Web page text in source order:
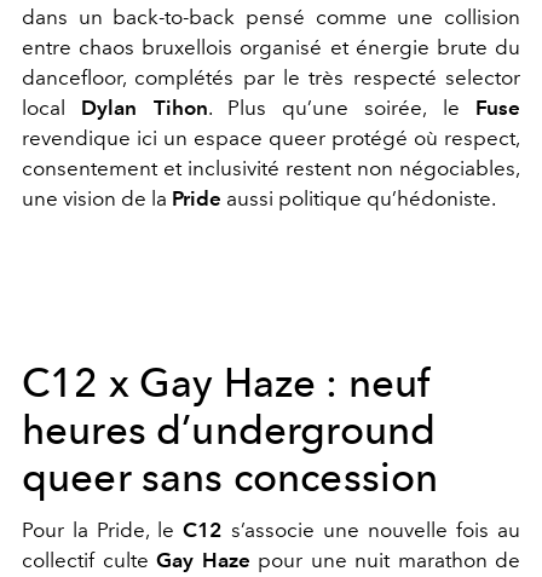
dans un back-to-back pensé comme une collision
entre chaos bruxellois organisé et énergie brute du
dancefloor, complétés par le très respecté selector
local Dylan Tihon. Plus qu’une soirée, le Fuse
revendique ici un espace queer protégé où respect,
consentement et inclusivité restent non négociables,
une vision de la Pride aussi politique qu’hédoniste.
C12 x Gay Haze : neuf
heures d’underground
queer sans concession
Pour la Pride, leC12 s’associe une nouvelle fois au
collectif culte Gay Haze pour une nuit marathon de